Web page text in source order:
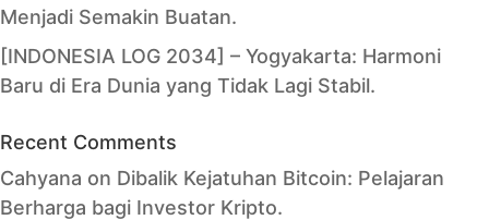
Menjadi Semakin Buatan.
[INDONESIA LOG 2034] – Yogyakarta: Harmoni
Baru di Era Dunia yang Tidak Lagi Stabil.
Recent Comments
Cahyana on Dibalik Kejatuhan Bitcoin: Pelajaran
Berharga bagi Investor Kripto.